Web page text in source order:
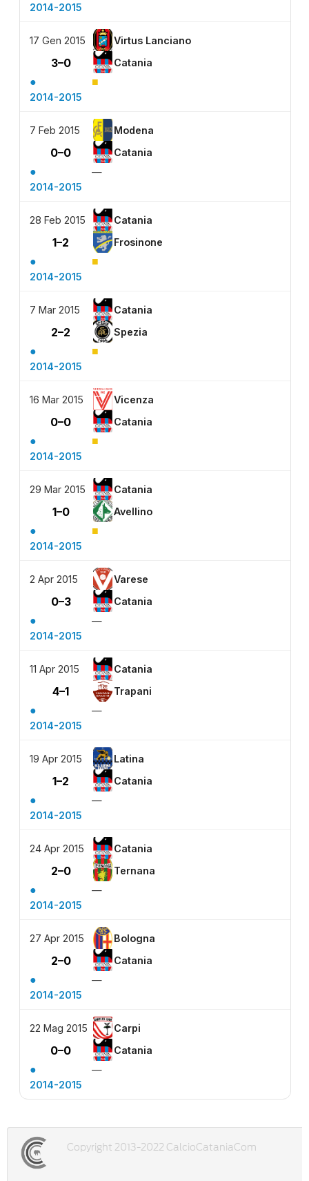
2014-2015
17 Gen 2015 Virtus Lanciano
3–0 Catania
● ■
2014-2015
7 Feb 2015 Modena
0–0 Catania
●
—
2014-2015
28 Feb 2015 Catania
1–2 Frosinone
● ■
2014-2015
7 Mar 2015 Catania
2–2 Spezia
● ■
2014-2015
16 Mar 2015 Vicenza
0–0 Catania
● ■
2014-2015
29 Mar 2015 Catania
1–0 Avellino
● ■
2014-2015
2 Apr 2015 Varese
0–3 Catania
●
—
2014-2015
11 Apr 2015 Catania
4–1 Trapani
●
—
2014-2015
19 Apr 2015 Latina
1–2 Catania
●
—
2014-2015
24 Apr 2015 Catania
2–0 Ternana
●
—
2014-2015
27 Apr 2015 Bologna
2–0 Catania
●
—
2014-2015
22 Mag 2015 Carpi
0–0 Catania
●
—
2014-2015
Copyright 2013-2022 CalcioCataniaCom